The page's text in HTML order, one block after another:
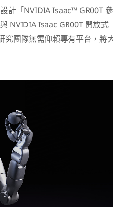
計「NVIDIA Isaac™ GR00T 參
NVIDIA Isaac GR00T 開放式
究團隊無需仰賴專有平台，將